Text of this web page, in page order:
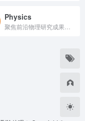
Physics